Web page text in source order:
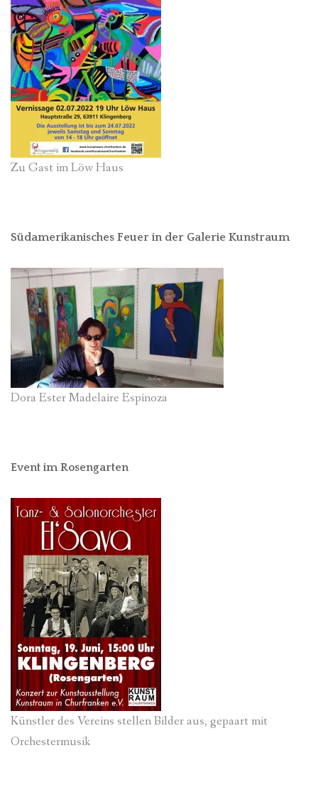
Zu Gast im Löw Haus
Südamerikanisches Feuer in der Galerie Kunstraum
Dora Ester Madelaire Espinoza
Event im Rosengarten
Künstler des Vereins stellen Bilder aus, gepaart mit
Orchestermusik